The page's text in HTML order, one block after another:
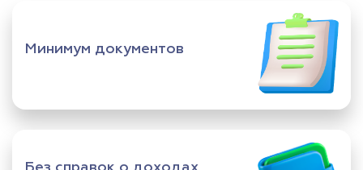
Минимум документов